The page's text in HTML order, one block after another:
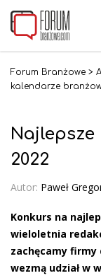
Forum Branżowe >
kalendarze
Najlepsze
2022
Autor: Paweł
Konkurs na
wieloletnia
zachęcamy firmy
wezmą udział w